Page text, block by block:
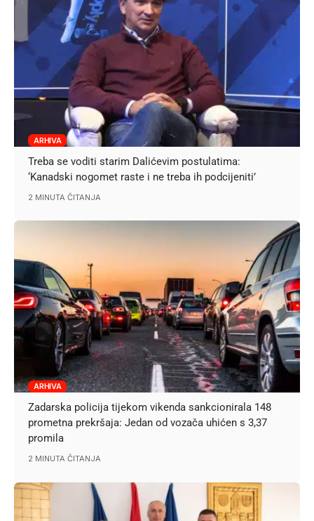
ARHIVA
Treba se voditi starim Dalićevim postulatima:
‘Kanadski nogomet raste i ne treba ih podcijeniti’
2 MINUTA ČITANJA
ARHIVA
Zadarska policija tijekom vikenda sankcionirala 148
prometna prekršaja: Jedan od vozača uhićen s 3,37
promila
2 MINUTA ČITANJA